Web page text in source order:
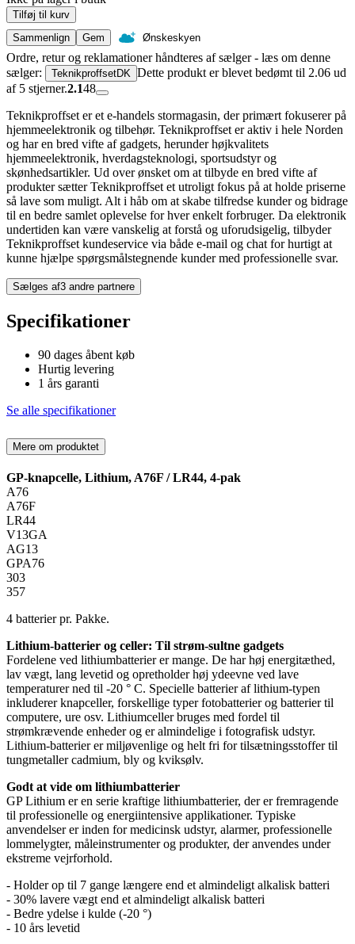
Tilføj til kurv
Sammenlign
Gem Ønskeskyen
Ordre, retur og reklamationer håndteres af sælger - læs om denne
sælger:
TeknikproffsetDK Dette produkt er blevet bedømt til 2.06 ud
af 5 stjerner.2.148
Teknikproffset er et e-handels stormagasin, der primært fokuserer på
hjemmeelektronik og tilbehør. Teknikproffset er aktiv i hele Norden
og har en bred vifte af gadgets, herunder højkvalitets
hjemmeelektronik, hverdagsteknologi, sportsudstyr og
skønhedsartikler. Ud over ønsket om at tilbyde en bred vifte af
produkter sætter Teknikproffset et utroligt fokus på at holde priserne
så lave som muligt. Alt i håb om at skabe tilfredse kunder og bidrage
til en bedre samlet oplevelse for hver enkelt forbruger. Da elektronik
undertiden kan være vanskelig at forstå og uforudsigelig, tilbyder
Teknikproffset kundeservice via både e-mail og chat for hurtigt at
kunne hjælpe spørgsmålstegnende kunder med professionelle svar.
Sælges af3 andre partnere
Specifikationer
90 dages åbent køb
Hurtig levering
1 års garanti
Se alle specifikationer
Mere om produktet
GP-knapcelle, Lithium, A76F / LR44, 4-pak
A76
A76F
LR44
V13GA
AG13
GPA76
303
357
4 batterier pr. Pakke.
Lithium-batterier og celler: Til strøm-sultne gadgets
Fordelene ved lithiumbatterier er mange. De har høj energitæthed,
lav vægt, lang levetid og opretholder høj ydeevne ved lave
temperaturer ned til -20 ° C. Specielle batterier af lithium-typen
inkluderer knapceller, forskellige typer fotobatterier og batterier til
computere, ure osv. Lithiumceller bruges med fordel til
strømkrævende enheder og er almindelige i fotografisk udstyr.
Lithium-batterier er miljøvenlige og helt fri for tilsætningsstoffer til
tungmetaller cadmium, bly og kviksølv.
Godt at vide om lithiumbatterier
GP Lithium er en serie kraftige lithiumbatterier, der er fremragende
til professionelle og energiintensive applikationer. Typiske
anvendelser er inden for medicinsk udstyr, alarmer, professionelle
lommelygter, måleinstrumenter og produkter, der anvendes under
ekstreme vejrforhold.
- Holder op til 7 gange længere end et almindeligt alkalisk batteri
- 30% lavere vægt end et almindeligt alkalisk batteri
- Bedre ydelse i kulde (-20 °)
- 10 års levetid